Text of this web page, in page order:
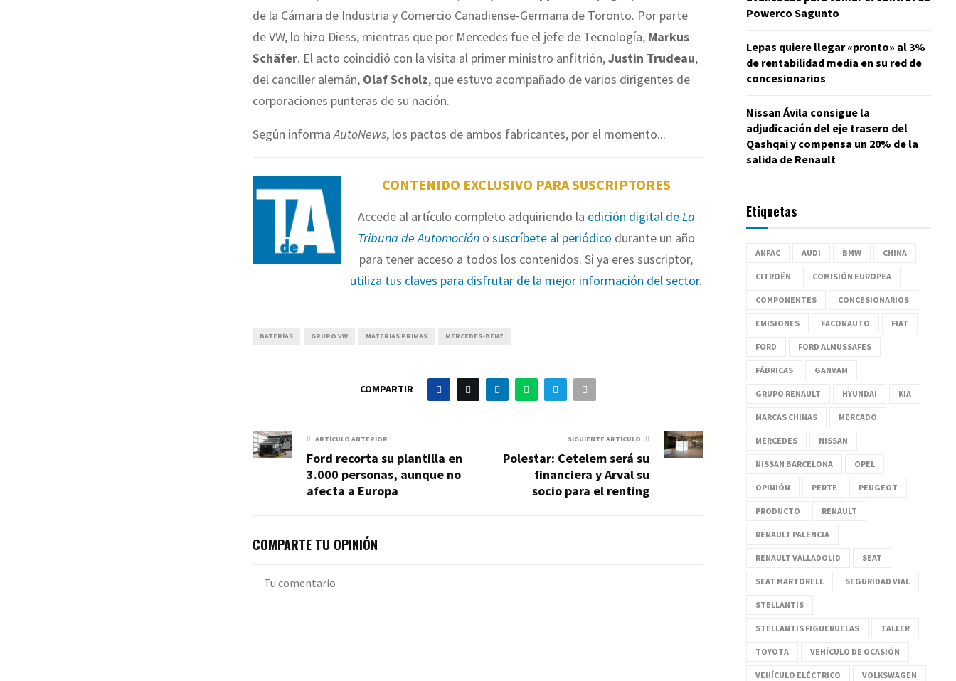
de la Cámara de Industria y Comercio Canadiense-Germana de Toronto. Por parte
de VW, lo hizo Diess, mientras que por Mercedes fue el jefe de Tecnología, Markus
Schäfer. El acto coincidió con la visita al primer ministro anfitrión,Justin Trudeau,
del canciller alemán, Olaf Scholz, que estuvo acompañado de varios dirigentes de
corporaciones punteras de su nación.
Según informaAutoNews, los pactos de ambos fabricantes, por el momento...
CONTENIDO EXCLUSIVO PARA SUSCRIPTORES
Accede al artículo completo adquiriendo la edición digital deLa
Tribuna de Automocióno suscríbete al periódico durante un año
para tener acceso a todos los contenidos. Si ya eres suscriptor,
utiliza tus claves para disfrutar de la mejor información del sector.
BATERÍAS GRUPO VW MATERIAS PRIMAS MERCEDES-BENZ
COMPARTIR
ARTÍCULO ANTERIOR
Ford recorta su plantilla en
3.000 personas, aunque no
afecta a Europa
SIGUIENTE ARTÍCULO
Polestar: Cetelem será su
financiera y Arval su
socio para el renting
COMPARTE TU OPINIÓN
Powerco Sagunto
Lepas quiere llegar «pronto» al 3%
de rentabilidad media en su red de
concesionarios
Nissan Ávila consigue la
adjudicación del eje trasero del
Qashqai y compensa un 20% de la
salida de Renault
Etiquetas
ANFAC AUDI BMW CHINA
CITROËN COMISIÓN EUROPEA
COMPONENTES CONCESIONARIOS
EMISIONES FACONAUTO FIAT
FORD FORD ALMUSSAFES
FÁBRICAS GANVAM
GRUPO RENAULT HYUNDAI KIA
MARCAS CHINAS MERCADO
MERCEDES NISSAN
NISSAN BARCELONA OPEL
OPINIÓN PERTE PEUGEOT
PRODUCTO RENAULT
RENAULT PALENCIA
RENAULT VALLADOLID SEAT
SEAT MARTORELL SEGURIDAD VIAL
STELLANTIS
STELLANTIS FIGUERUELAS TALLER
TOYOTA VEHÍCULO DE OCASIÓN
VEHÍCULO ELÉCTRICO VOLKSWAGEN